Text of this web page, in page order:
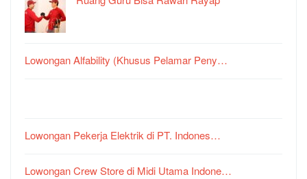
Lowongan Alfability (Khusus Pelamar Peny…
Lowongan Pekerja Elektrik di PT. Indones…
Lowongan Crew Store di Midi Utama Indone…